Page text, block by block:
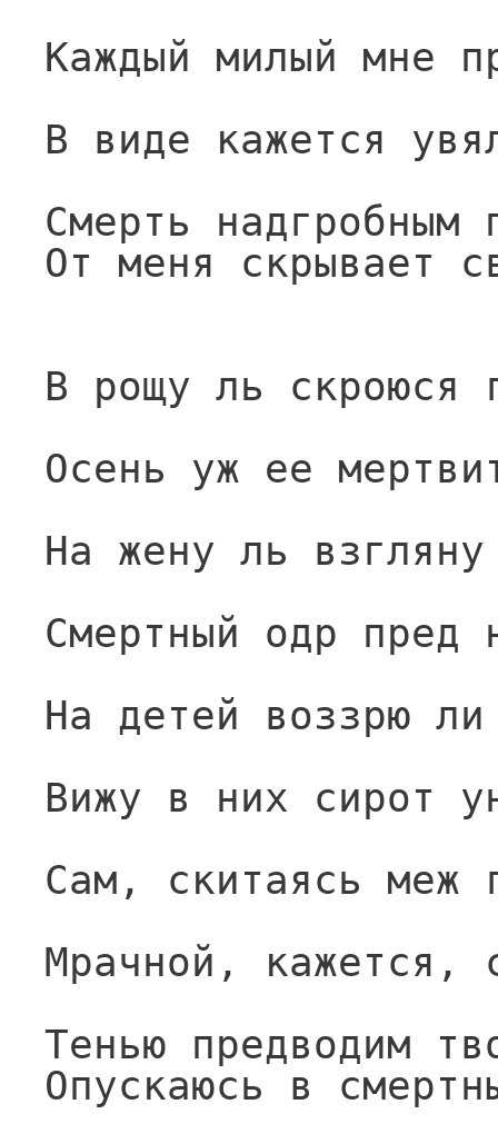
Каждый милый мне
В виде кажется
Смерть надгробным
От меня скрывает
В рощу ль скроюся
Осень уж ее
На жену ль
Смертный одр пред
На детей воззрю
Вижу в них сирот
Сам, скитаясь меж
Мрачной, кажется,
Тенью предводим
Опускаюсь в